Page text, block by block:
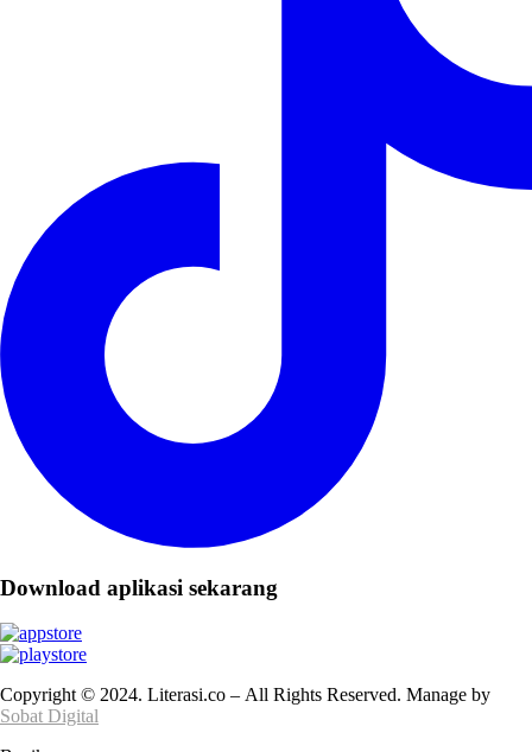
Download aplikasi sekarang
Copyright © 2024. Literasi.co – All Rights Reserved. Manage by
Sobat Digital